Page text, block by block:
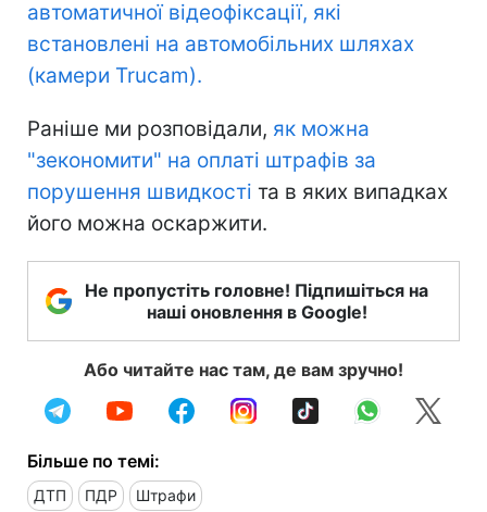
автоматичної відеофіксації, які
встановлені на автомобільних шляхах
(камери Trucam).
Раніше ми розповідали, як можна
"зекономити" на оплаті штрафів за
порушення швидкості та в яких випадках
його можна оскаржити.
Не пропустіть головне! Підпишіться на
наші оновлення в Google!
Або читайте нас там, де вам зручно!
Більше по темі:
ДТП ПДР Штрафи